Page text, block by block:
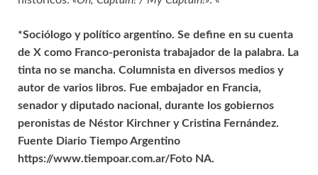
*Sociólogo y político argentino. Se define en su cuenta
de X como Franco-peronista trabajador de la palabra. La
tinta no se mancha. Columnista en diversos medios y
autor de varios libros. Fue embajador en Francia,
senador y diputado nacional, durante los gobiernos
peronistas de Néstor Kirchner y Cristina Fernández.
Fuente Diario Tiempo Argentino
https://www.tiempoar.com.ar/Foto NA.